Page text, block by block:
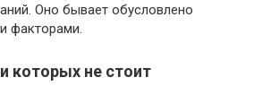
Оно бывает обусловлено
факторами.
которых не стоит